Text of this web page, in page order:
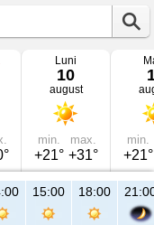
Luni
10
august
min.
+21°
max.
+31°
min.
+21°
15:00 18:00